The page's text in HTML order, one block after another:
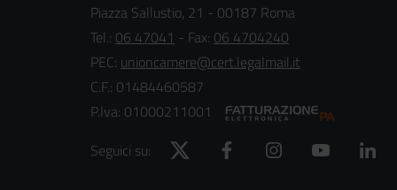
Piazza Sallustio, 21 - 00187 Roma
Tel.: 06 47041 - Fax: 06 4704240
PEC: unioncamere@cert.legalmail.it
C.F.: 01484460587
P.Iva: 01000211001
Seguici su:
Twitter Facebook Instagram YouTube